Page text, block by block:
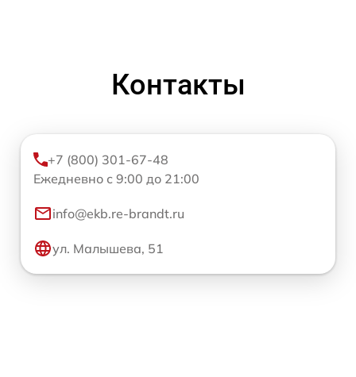
Контакты
+7 (800) 301-67-48
Ежедневно с 9:00 до 21:00
info@ekb.re-brandt.ru
ул. Малышева, 51